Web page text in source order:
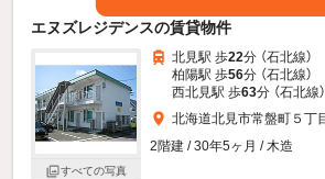
エヌズレジデンスの賃貸物件
すべての写真
北見駅 歩22分 （石北線）
柏陽駅 歩56分 （石北線）
西北見駅 歩63分 （石北線）
北海道北見市常盤町５丁
2階建 / 30年5ヶ月 / 木造